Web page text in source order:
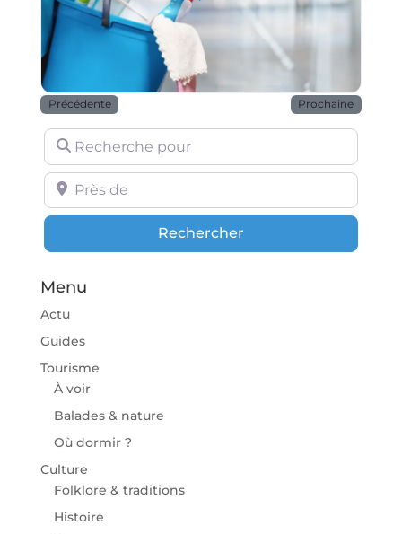
Précédente Prochaine
Recherche pour
Près de
RechercherRechercher
Menu
Actu
Guides
Tourisme
À voir
Balades & nature
Où dormir ?
Culture
Folklore & traditions
Histoire